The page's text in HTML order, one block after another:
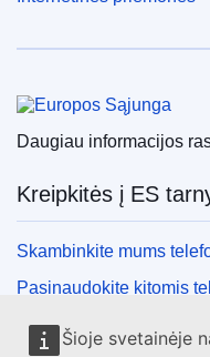
Šioje svetainėje
Daugiau informacijos
Kreipkitės į ES
Skambinkite mums
Pasinaudokite kitomis
Rašykite mums